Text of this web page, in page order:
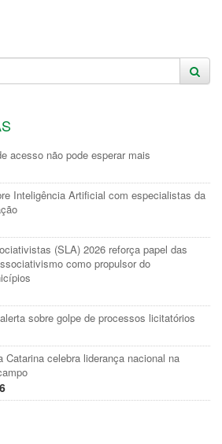
acesso não pode esperar mais
Inteligência Artificial com especialistas da
(SLA) 2026 reforça papel das
como propulsor do
sobre golpe de processos licitatórios
Catarina celebra liderança nacional na